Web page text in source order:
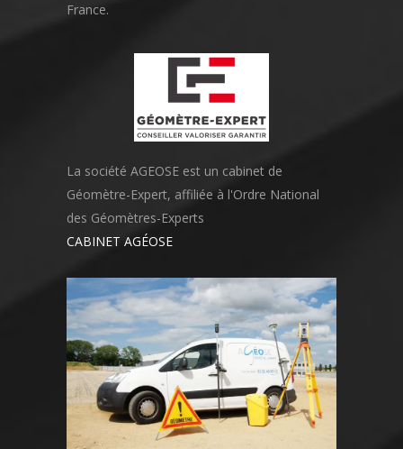
France.
La société AGEOSE est un cabinet de
Géomètre-Expert, affiliée à l'Ordre National
des Géomètres-Experts
CABINET AGÉOSE